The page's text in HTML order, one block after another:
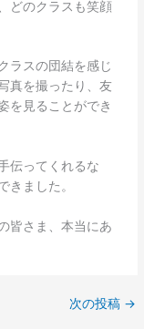
どのクラスも笑顔
ラスの団結を感じ
真を撮ったり、友
を見ることができ
伝ってくれるな
きました。
皆さま、本当にあ
次の投稿 →